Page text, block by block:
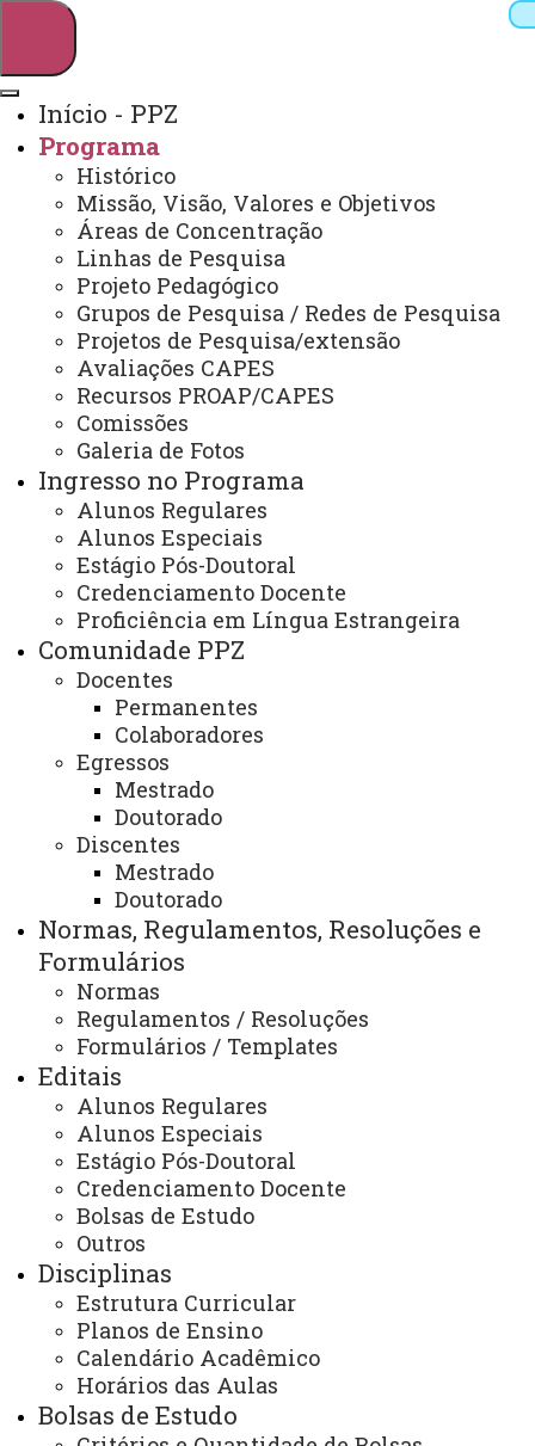
Webmail Sistemas
Arquivo Virtual
Campus
Início - PPZ
Programa
Histórico
Missão, Visão, Valores e Objetivos
Áreas de Concentração
Linhas de Pesquisa
Projeto Pedagógico
Grupos de Pesquisa / Redes de Pesquisa
Projetos de Pesquisa/extensão
Avaliações CAPES
Recursos PROAP/CAPES
Comissões
Galeria de Fotos
Ingresso no Programa
Alunos Regulares
Alunos Especiais
Estágio Pós-Doutoral
Credenciamento Docente
Proficiência em Língua Estrangeira
Comunidade PPZ
Docentes
Permanentes
Colaboradores
Egressos
Mestrado
Doutorado
Discentes
Mestrado
Doutorado
Normas, Regulamentos, Resoluções e
Formulários
Normas
Regulamentos / Resoluções
Formulários / Templates
Editais
Alunos Regulares
Alunos Especiais
Estágio Pós-Doutoral
Credenciamento Docente
Bolsas de Estudo
Outros
Disciplinas
Estrutura Curricular
Planos de Ensino
Calendário Acadêmico
Horários das Aulas
Bolsas de Estudo
Zootecnia - Unioeste/UTFPR
Contato - PPZ
(45) 3284-7912 (Secretaria Unioeste)
(45) 3284-7942 (Coordenação Unioeste)
(46) 3536-8907 (Secretaria UTFPR)
(46) 3536-8922 (Coordenação UTFPR)
Horário de Atendimento:
Segunda à sexta
08:00 às 12:00
13:30 às 17:30
rondon.pos.zootecnia@unioeste.br
ppzunioeste@gmail.com
ppzunioesteutfpr@gmail.com
ppz-dv@utfpr.edu.br
ATUALIZAÇÃO MAIS RECENTE: 21 DE FEVEREIRO
DE 2025
ACESSOS: 50565
(45) 3284-7912 (Secretaria Unioeste)
(45) 3284-7942 (Coordenação Unioeste)
(46) 3536-8907 (Secretaria UTFPR)
(46) 3536-8922 (Coordenação UTFPR)
Horário de Atendimento:
Segunda à sexta
08:00 às 12:00